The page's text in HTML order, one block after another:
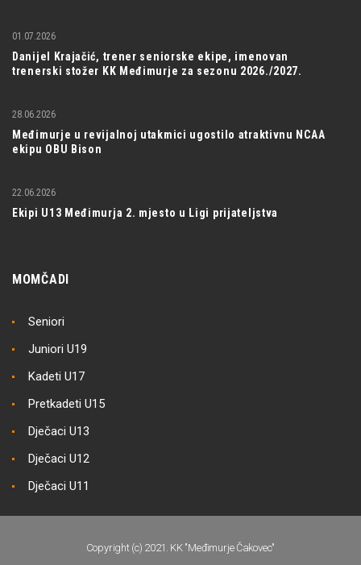
Danijel Krajačić, trener seniorske ekipe, imenovan
trenerski stožer KK Međimurje za sezonu 2026./2027.
01.07.2026
Međimurje u revijalnoj utakmici ugostilo atraktivnu NCAA
ekipu OBU Bison
28.06.2026
Ekipi U13 Međimurja 2. mjesto u Ligi prijateljstva
22.06.2026
MOMČADI
Seniori
Juniori U19
Kadeti U17
Pretkadeti U15
Dječaci U13
Dječaci U12
Dječaci U11
Copyright (c) 2021. KK "Međimurje Čakovec"